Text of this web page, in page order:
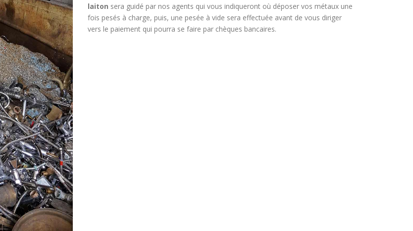
laiton sera guidé par nos agents qui vous indiqueront où déposer vos métaux une
fois pesés à charge, puis, une pesée à vide sera effectuée avant de vous diriger
vers le paiement qui pourra se faire par chèques bancaires.